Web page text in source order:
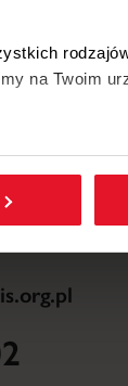
na Twoim
cookies